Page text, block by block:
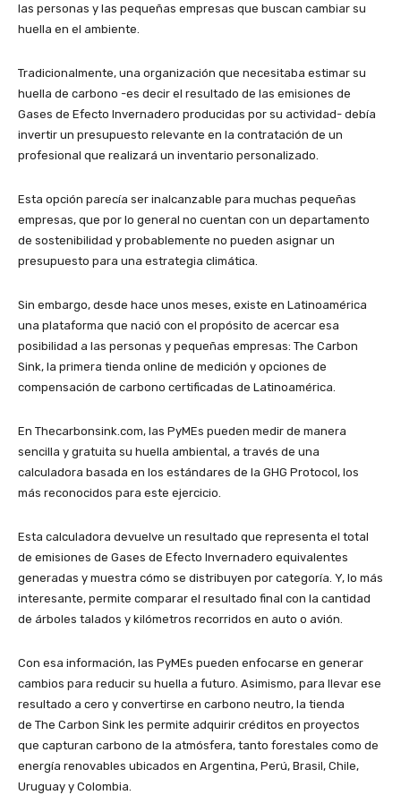
las personas y las pequeñas empresas que buscan cambiar su
huella en el ambiente.
Tradicionalmente, una organización que necesitaba estimar su
huella de carbono -es decir el resultado de las emisiones de
Gases de Efecto Invernadero producidas por su actividad- debía
invertir un presupuesto relevante en la contratación de un
profesional que realizará un inventario personalizado.
Esta opción parecía ser inalcanzable para muchas pequeñas
empresas, que por lo general no cuentan con un departamento
de sostenibilidad y probablemente no pueden asignar un
presupuesto para una estrategia climática.
Sin embargo, desde hace unos meses, existe en Latinoamérica
una plataforma que nació con el propósito de acercar esa
posibilidad a las personas y pequeñas empresas: The Carbon
Sink, la primera tienda online de medición y opciones de
compensación de carbono certificadas de Latinoamérica.
En Thecarbonsink.com, las PyMEs pueden medir de manera
sencilla y gratuita su huella ambiental, a través de una
calculadora basada en los estándares de la GHG Protocol, los
más reconocidos para este ejercicio.
Esta calculadora devuelve un resultado que representa el total
de emisiones de Gases de Efecto Invernadero equivalentes
generadas y muestra cómo se distribuyen por categoría. Y, lo más
interesante, permite comparar el resultado final con la cantidad
de árboles talados y kilómetros recorridos en auto o avión.
Con esa información, las PyMEs pueden enfocarse en generar
cambios para reducir su huella a futuro. Asimismo, para llevar ese
resultado a cero y convertirse en carbono neutro, la tienda
de The Carbon Sink les permite adquirir créditos en proyectos
que capturan carbono de la atmósfera, tanto forestales como de
energía renovables ubicados en Argentina, Perú, Brasil, Chile,
Uruguay y Colombia.